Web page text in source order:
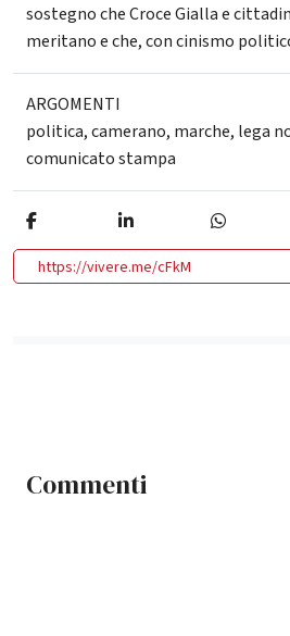
sostegno che Croce Gialla e
meritano e che, con cinismo
ARGOMENTI
politica,camerano, marche, lega
comunicato stampa
https://vivere.me/cFkM
Commenti